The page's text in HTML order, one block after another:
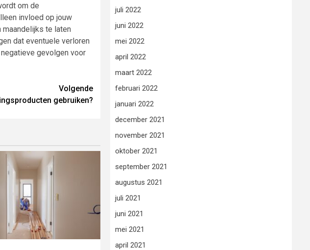
om de
invloed op jouw
te laten
dat eventuele verloren
gevolgen voor
Volgende
gebruiken?
juli 2022
juni 2022
mei 2022
april 2022
maart 2022
februari 2022
januari 2022
december 2021
november 2021
oktober 2021
september 2021
augustus 2021
juli 2021
juni 2021
mei 2021
april 2021